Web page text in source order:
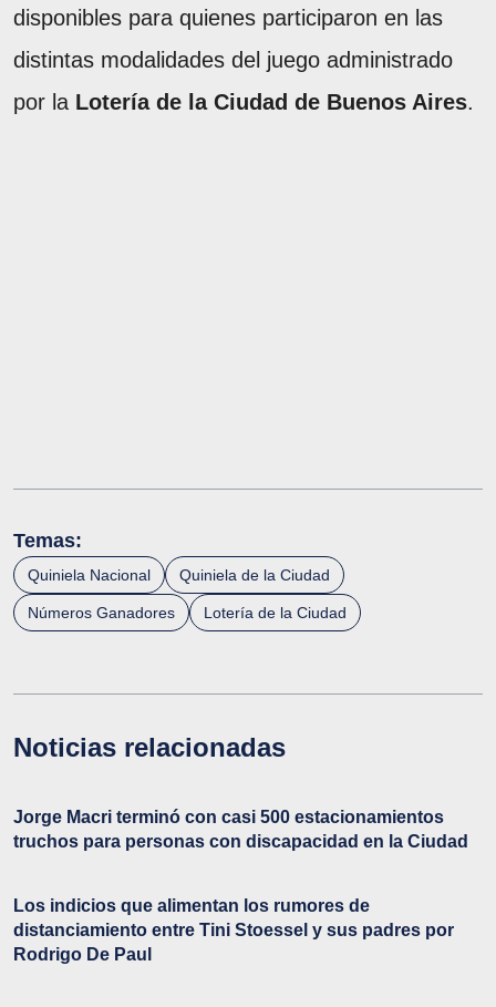
disponibles para quienes participaron en las
distintas modalidades del juego administrado
por la Lotería de la Ciudad de Buenos Aires.
Temas:
Quiniela Nacional Quiniela de la Ciudad
Números Ganadores Lotería de la Ciudad
Noticias relacionadas
Jorge Macri terminó con casi 500 estacionamientos
truchos para personas con discapacidad en la Ciudad
Los indicios que alimentan los rumores de
distanciamiento entre Tini Stoessel y sus padres por
Rodrigo De Paul